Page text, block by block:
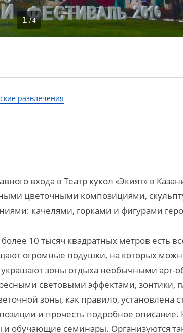
1 / 4
развлечения
входа в Театр кукол «Экият» в
цветочными композициями,
качелями, горками и фигурами
10 тысяч квадратных метров есть
огромные подушки, на которых
зоны отдыха необычными
световыми эффектами, зонтики,
зоны, как правило, установлена
и прочесть подробное
и обучающие семинары. Организуются